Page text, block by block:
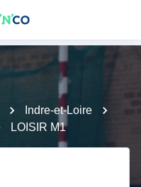
Indre-et-Loire
LOISIR M1